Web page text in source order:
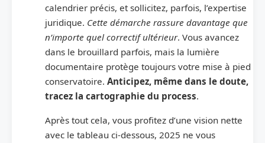
calendrier précis, et sollicitez, parfois, l’expertise
juridique. Cette démarche rassure davantage que
n’importe quel correctif ultérieur. Vous avancez
dans le brouillard parfois, mais la lumière
documentaire protège toujours votre mise à pied
conservatoire. Anticipez, même dans le doute,
tracez la cartographie du process.
Après tout cela, vous profitez d’une vision nette
avec le tableau ci-dessous, 2025 ne vous